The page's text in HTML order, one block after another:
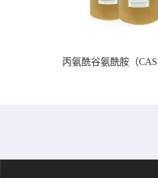
丙氨酰谷氨酰胺（CAS